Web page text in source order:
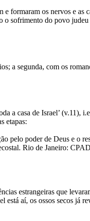
formaram os nervos e
sofrimento do povo
a segunda, com os
a casa de Israel’ (v.11),
etapas:
pelo poder de Deus e o
Rio de Janeiro:
estrangeiras que
está aí, os ossos secos